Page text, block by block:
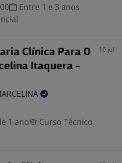
Entre 1 e 3 anos
Clínica Para O
Itaquera -
16 jul
1 ano
Curso Técnico